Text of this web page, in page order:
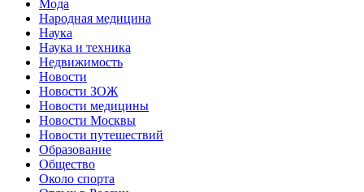
Мода
Народная медицина
Наука
Наука и техника
Недвижимость
Новости
Новости ЗОЖ
Новости медицины
Новости Москвы
Новости путешествий
Образование
Общество
Около спорта